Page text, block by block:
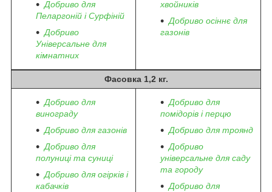
Добриво для
Пеларгоній і Сурфіній
Добриво
Універсальне для
кімнатних
хвойників
Добриво осіннє для
газонів
Фасовка 1,2 кг.
Добриво для
винограду
Добриво для газонів
Добриво для
полуниці та суниці
Добриво для огірків і
кабачків
Добриво для
помідорів і перцю
Добриво для троянд
Добриво
універсальне для саду
та городу
Добриво для